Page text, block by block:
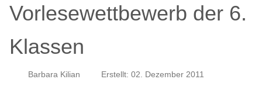
Vorlesewettbewerb der 6.
Klassen
Barbara Kilian Erstellt: 02. Dezember 2011